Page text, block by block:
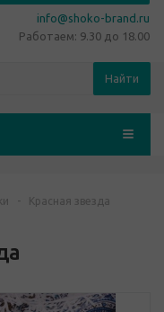
info@shoko-brand.ru
Работаем: 9.30 до 18.00
Найти
- Красная звезда